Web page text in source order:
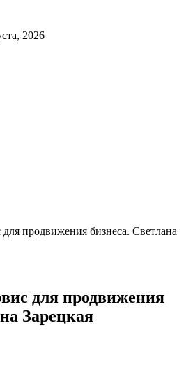
2026
продвижения бизнеса. Светлана
для продвижения
Зарецкая